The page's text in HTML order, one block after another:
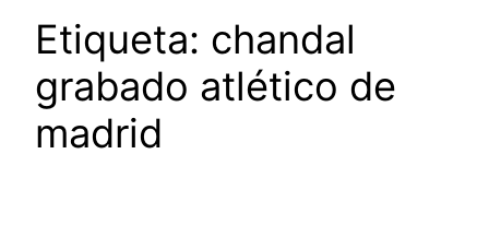
Etiqueta: chandal
grabado atlético de
madrid